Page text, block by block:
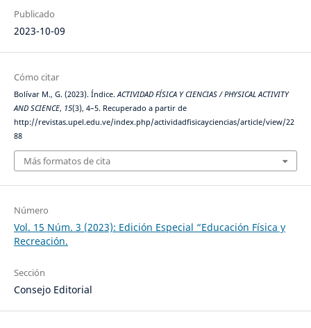
Publicado
2023-10-09
Cómo citar
Bolívar M., G. (2023). Índice.ACTIVIDAD FÍSICA Y CIENCIAS / PHYSICAL ACTIVITY
AND SCIENCE, 15(3), 4–5. Recuperado a partir de
http://revistas.upel.edu.ve/index.php/actividadfisicayciencias/article/view/22
88
Más formatos de cita
Número
Vol. 15 Núm. 3 (2023): Edición Especial “Educación Física y
Recreación.
Sección
Consejo Editorial